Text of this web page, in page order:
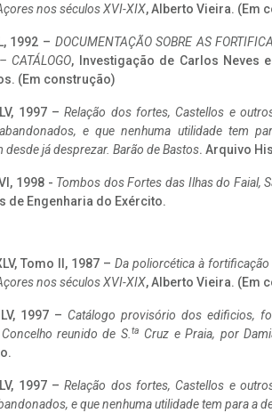
nos séculos XVI-XIX, Alberto Vieira. (Em
1992 – DOCUMENTAÇÃO SOBRE AS
CATÁLOGO, Investigação de Carlos Neves
(Em construção)
1997 –Relação dos fortes, Castellos e
e que nenhuma utilidade tem
desde já desprezar. Barão de Bastos. Arquivo
1998 - Tombos dos Fortes das Ilhas do Faial,
de Engenharia do Exército.
Tomo II, 1987 – Da poliorcética à
nos séculos XVI-XIX, Alberto Vieira. (Em
1997 – Catálogo provisório dos edificios,
reunido de S. ta Cruz e Praia, por
1997 –Relação dos fortes, Castellos e
e que nenhuma utilidade tem para a